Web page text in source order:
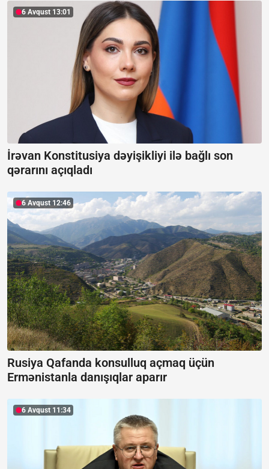
6 Avqust 13:01
İrəvan Konstitusiya dəyişikliyi ilə bağlı son
qərarını açıqladı
6 Avqust 12:46
Rusiya Qafanda konsulluq açmaq üçün
Ermənistanla danışıqlar aparır
6 Avqust 11:34